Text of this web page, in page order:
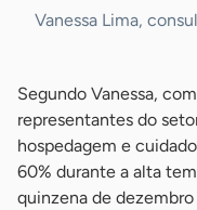
Vanessa Lima,
Segundo Vanessa,
representantes do
hospedagem e
60% durante a alta
quinzena de